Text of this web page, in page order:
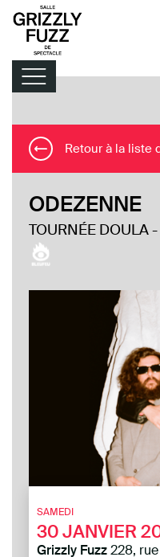
Infos pratiques
Retour à la liste
ODEZENNE
TOURNÉE DOULA
SAMEDI
30JANVIER
Grizzly Fuzz228,